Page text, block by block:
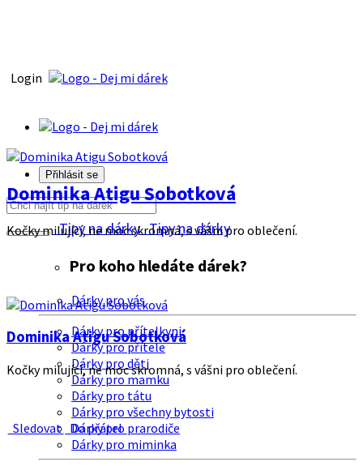
Login
Přihlásit se
Tipy na dárkyTipy na dárky
Pro koho hledáte dárek?
Dárky pro vás
Dárky pro přítelkyni
Dárky pro přítele
Dárky pro děti
Dárky pro mamku
Dárky pro tátu
Dárky pro všechny bytosti
Dárky pro prarodiče
Dárky pro miminka
Dominika Atigu Sobotková
Kočky milující, ne moc skromná, s vášni pro oblečení.
Dominika Atigu Sobotková
Kočky milující, ne moc skromná, s vášni pro oblečení.
Sledovat Do přátel